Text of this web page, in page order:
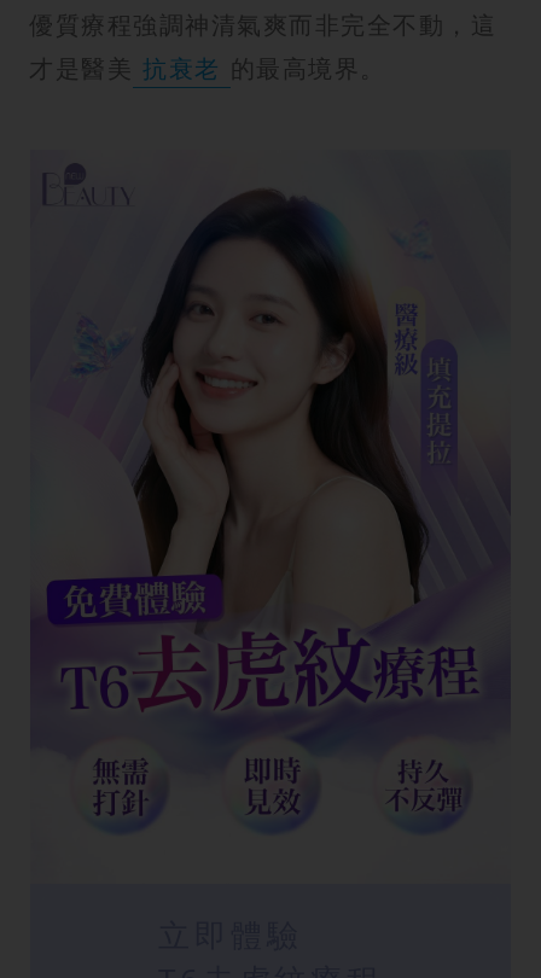
優質療程強調神清氣爽而非完全不動，這
才是醫美 抗衰老 的最高境界。